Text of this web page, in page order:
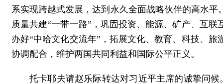
系实现跨越式发展，达到永久全面战略伙伴的高水
质量共建“一带一路”，巩固投资、能源、矿产、互
办好“中哈文化交流年”，拓展文化、教育、科技、
协调配合，维护两国共同利益和国际公平正义。
托卡耶夫请赵乐际转达对习近平主席的诚挚问